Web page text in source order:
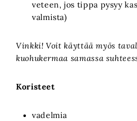
veteen, jos tippa pysyy
valmista)
Vinkki! Voit käyttää myös
kuohukermaa samassa
Koristeet
vadelmia